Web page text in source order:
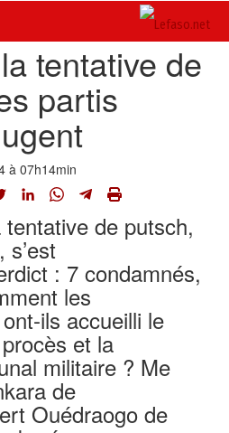
Tentative de putsch
tentative de
partis
à 07h14min
de putsch,
: 7 condamnés,
les
ils accueilli le
et la
militaire ? Me
de
Ouédraogo de